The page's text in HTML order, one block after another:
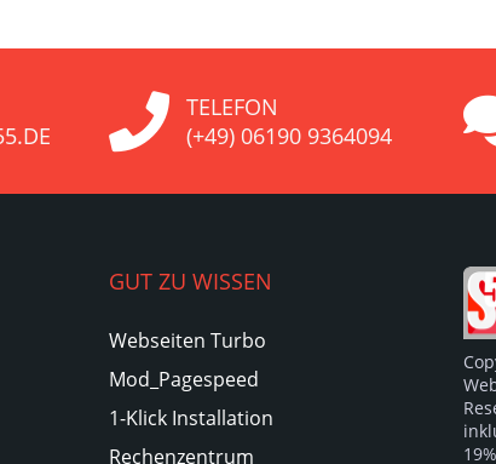
TELEFON
(+49) 06190 9364094
GUT ZU WISSEN
Webseiten Turbo
Mod_Pagespeed
1-Klick Installation
Rechenzentrum